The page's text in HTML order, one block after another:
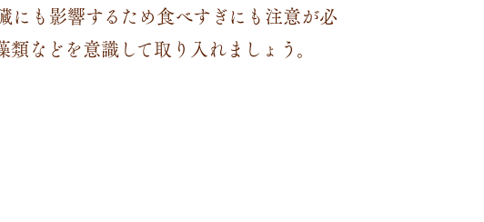
にも影響するため食べすぎにも注意が必
などを意識して取り入れましょう。